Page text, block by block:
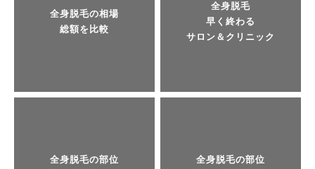
全身脱毛の相場
総額を比較
全身脱毛
早く終わる
サロン＆クリニック
全身脱毛の部位
全身脱毛の部位